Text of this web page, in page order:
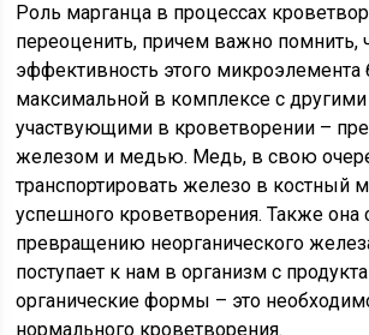
Роль марганца в процессах
переоценить, причем важно помнить,
эффективность этого микроэлемента
максимальной в комплексе с другими
участвующими в кроветворении –
железом и медью. Медь, в свою
транспортировать железо в костный
успешного кроветворения. Также она
превращению неорганического
поступает к нам в организм с
органические формы – это
нормального кроветворения.